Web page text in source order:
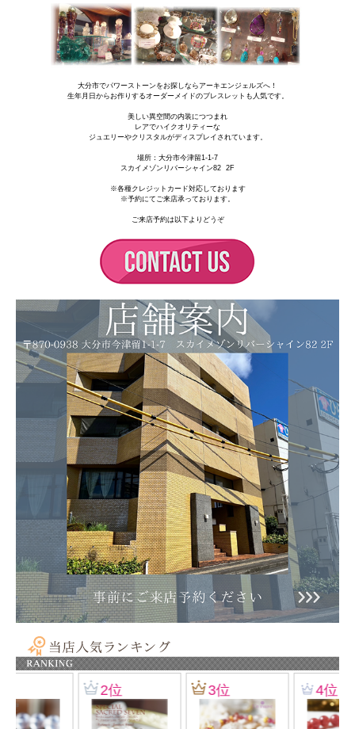
大分市でパワーストーンをお探しならアーキエンジェルズへ！
生年月日からお作りするオーダーメイドのブレスレットも人気です。
美しい異空間の内装につつまれ
レアでハイクオリティーな
ジュエリーやクリスタルがディスプレイされています。
場所： 大分市今津留1-1-7
スカイメゾンリバーシャイン82 2F
※各種クレジットカード対応しております
※予約にてご来店承っております。
ご来店予約は以下よりどうぞ